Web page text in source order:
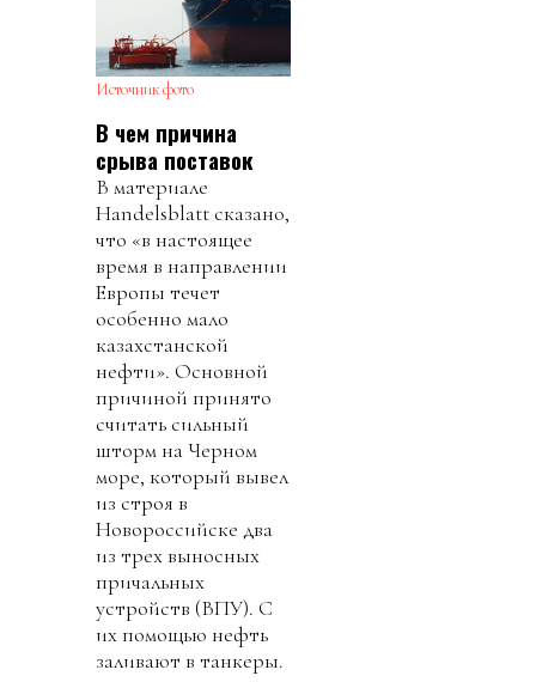
Источник фото
В чем причина
срыва поставок
В материале
Handelsblatt сказано,
что «в настоящее
время в направлении
Европы течет
особенно мало
казахстанской
нефти». Основной
причиной принято
считать сильный
шторм на Черном
море, который вывел
из строя в
Новороссийске два
из трех выносных
причальных
устройств (ВПУ). С
их помощью нефть
заливают в танкеры.